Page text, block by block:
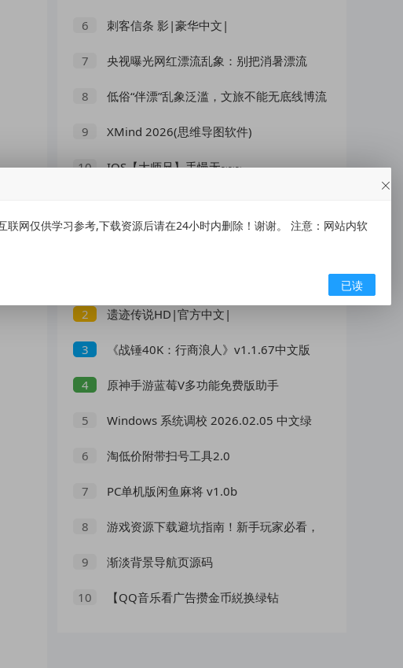
6 刺客信条 影|豪华中文|
7
央视曝光网红漂流乱象：别把消暑漂流
8
低俗“伴漂”乱象泛滥，文旅不能无底线博流
9
XMind 2026(思维导图软件)
10 IOS【大师兄】手慢无~~~
券
2 遗迹传说HD|官方中文|
3 《战锤40K：行商浪人》v1.1.67中文版
4 原神手游蓝莓V多功能免费版助手
5
Windows 系统调校 2026.02.05 中文绿
6 淘低价附带扫号工具2.0
7 PC单机版闲鱼麻将 v1.0b
8
游戏资源下载避坑指南！新手玩家必看，
9 渐淡背景导航页源码
10 【QQ音乐看广告攒金币綐换绿钻
网仅供学习参考,下载资源后请在24小时内删除！谢谢。 注意：网站内软
已读